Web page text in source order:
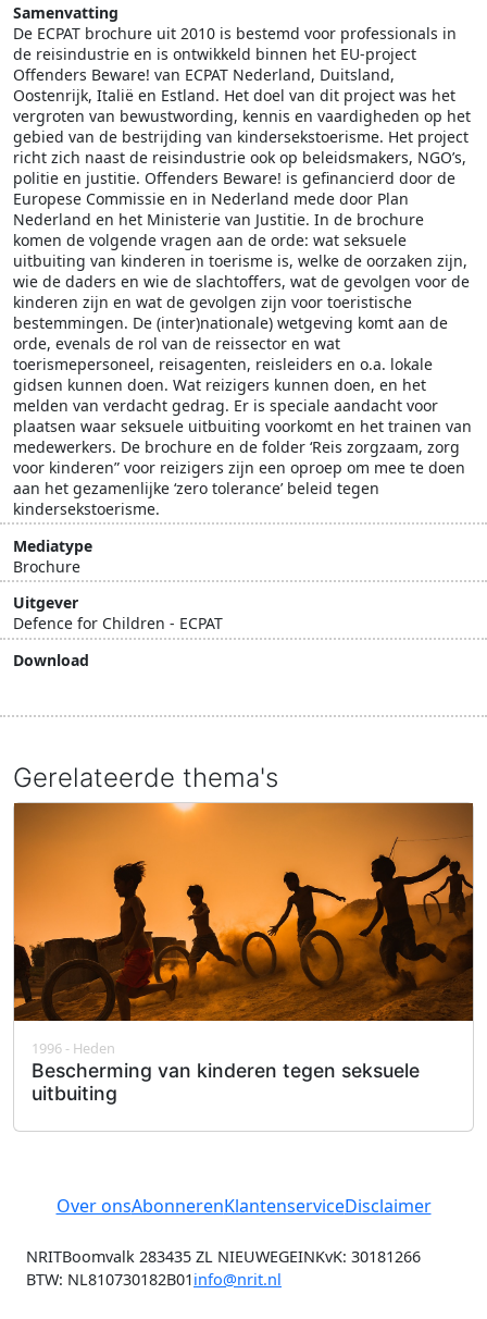
Samenvatting
De ECPAT brochure uit 2010 is bestemd voor professionals in
de reisindustrie en is ontwikkeld binnen het EU-project
Offenders Beware! van ECPAT Nederland, Duitsland,
Oostenrijk, Italië en Estland. Het doel van dit project was het
vergroten van bewustwording, kennis en vaardigheden op het
gebied van de bestrijding van kindersekstoerisme. Het project
richt zich naast de reisindustrie ook op beleidsmakers, NGO’s,
politie en justitie. Offenders Beware! is gefinancierd door de
Europese Commissie en in Nederland mede door Plan
Nederland en het Ministerie van Justitie. In de brochure
komen de volgende vragen aan de orde: wat seksuele
uitbuiting van kinderen in toerisme is, welke de oorzaken zijn,
wie de daders en wie de slachtoffers, wat de gevolgen voor de
kinderen zijn en wat de gevolgen zijn voor toeristische
bestemmingen. De (inter)nationale) wetgeving komt aan de
orde, evenals de rol van de reissector en wat
toerismepersoneel, reisagenten, reisleiders en o.a. lokale
gidsen kunnen doen. Wat reizigers kunnen doen, en het
melden van verdacht gedrag. Er is speciale aandacht voor
plaatsen waar seksuele uitbuiting voorkomt en het trainen van
medewerkers. De brochure en de folder ‘Reis zorgzaam, zorg
voor kinderen” voor reizigers zijn een oproep om mee te doen
aan het gezamenlijke ‘zero tolerance’ beleid tegen
kindersekstoerisme.
Mediatype
Brochure
Uitgever
Defence for Children - ECPAT
Download
Gerelateerde thema's
1996 - Heden
Bescherming van kinderen tegen seksuele
uitbuiting
Over onsAbonnerenKlantenserviceDisclaimer
NRITBoomvalk 283435 ZL NIEUWEGEINKvK: 30181266
BTW: NL810730182B01info@nrit.nl